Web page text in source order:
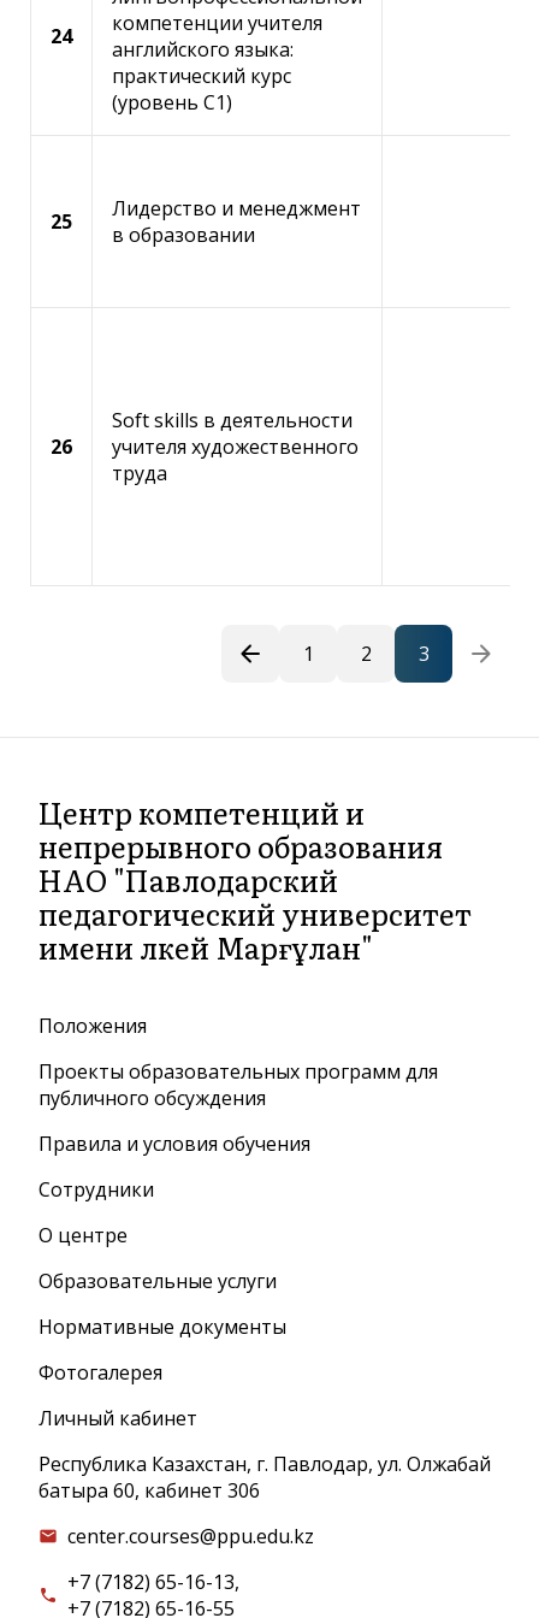
24
компетенции учителя
английского языка:
практический курс
(уровень C1)
25
Лидерство и менеджмент
в oбразовании
26
Soft skills в деятельности
учителя художественного
труда
arrow_back 1 2 3 arrow_forward
Центр компетенций и
непрерывного образования
НАО "Павлодарский
педагогический университет
имени Әлкей Марғұлан"
Положения
Проекты образовательных программ для
публичного обсуждения
Правила и условия обучения
Сотрудники
О центре
Образовательные услуги
Нормативные документы
Фотогалерея
Личный кабинет
Республика Казахстан, г. Павлодар, ул. Олжабай
батыра 60, кабинет 306
email center.courses@ppu.edu.kz
call
+7 (7182) 65-16-13,
+7 (7182) 65-16-55
ОТПРАВИТЬ КОД ПОДТВЕРЖДЕНИЯ НА
ПОЧТУ
ДАЛЕЕ